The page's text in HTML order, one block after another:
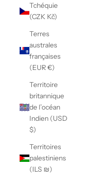
Tchéquie
(CZK Kč)
Terres
australes
françaises
(EUR €)
Territoire
britannique
de l’océan
Indien (USD
$)
Territoires
palestiniens
(ILS ₪)